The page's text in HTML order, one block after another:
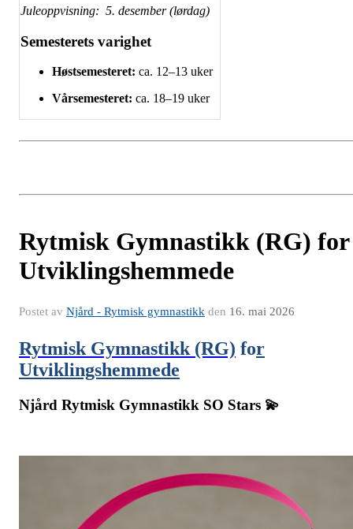
Juleoppvisning: 5. desember (lørdag)
Semesterets varighet
Høstsemesteret: ca. 12–13 uker
Vårsemesteret: ca. 18–19 uker
Rytmisk Gymnastikk (RG) for
Utviklingshemmede
Postet av Njård - Rytmisk gymnastikk den 16. mai 2026
Rytmisk Gymnastikk (RG) for
Utviklingshemmede
Njård Rytmisk Gymnastikk SO Stars 💫